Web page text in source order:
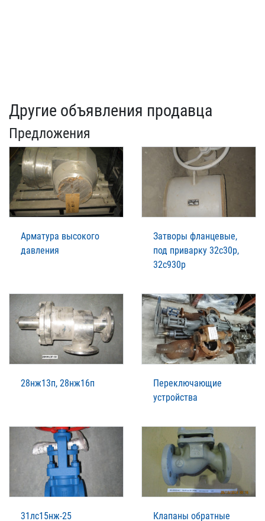
Другие объявления продавца
Предложения
Арматура высокого
давления
Затворы фланцевые,
под приварку 32с30р,
32с930р
28нж13п, 28нж16п
Переключающие
устройства
31лс15нж-25 Клапаны обратные